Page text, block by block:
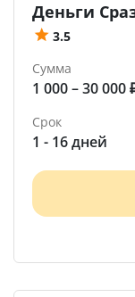
Деньги
3.5
Сумма
1 000 – 30 000
Срок
1 - 16 дней